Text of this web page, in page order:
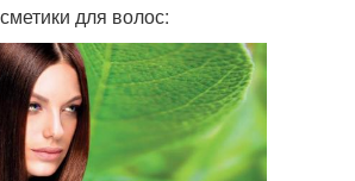
для волос: